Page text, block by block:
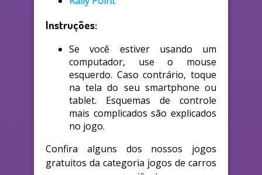
Instruções:
Se você estiver usando um
computador, use o mouse
esquerdo. Caso contrário, toque
na tela do seu smartphone ou
tablet. Esquemas de controle
mais complicados são explicados
no jogo.
Confira alguns dos nossos jogos
gratuitos da categoria jogos de carros